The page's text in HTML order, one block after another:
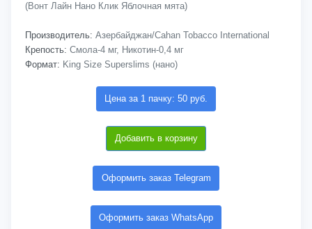
(Вонт Лайн Нано Клик Яблочная мята)
Производитель: Азербайджан/Cahan Tobacco International
Крепость: Смола-4 мг, Никотин-0,4 мг
Формат: King Size Superslims (нано)
Цена за 1 пачку: 50 руб.
Добавить в корзину
Оформить заказ Telegram
Оформить заказ WhatsApp